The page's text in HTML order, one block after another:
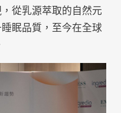
從乳源萃取的自然元
眠品質，至今在全球